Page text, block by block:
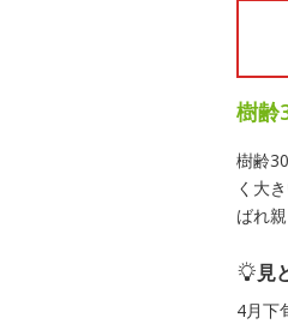
樹齢
樹齢
く大
ばれ
見
4月下